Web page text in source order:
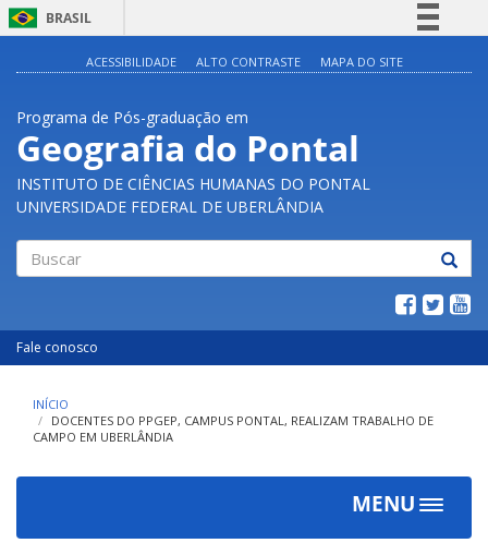
BRASIL
Acesso à informação
Legislação
Canais
ACESSIBILIDADE ALTO CONTRASTE MAPA DO SITE
Programa de Pós-graduação em
Geografia do Pontal
INSTITUTO DE CIÊNCIAS HUMANAS DO PONTAL
UNIVERSIDADE FEDERAL DE UBERLÂNDIA
Fale conosco
INÍCIO
DOCENTES DO PPGEP, CAMPUS PONTAL, REALIZAM TRABALHO DE
CAMPO EM UBERLÂNDIA
MENU
Toggle